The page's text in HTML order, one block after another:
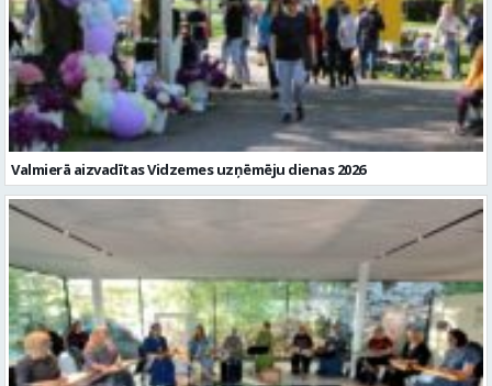
Valmierā aizvadītas Vidzemes uzņēmēju dienas 2026